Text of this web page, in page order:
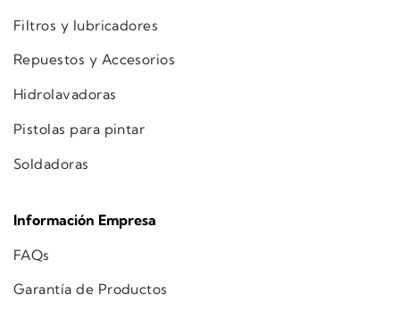
Filtros y lubricadores
Repuestos y Accesorios
Hidrolavadoras
Pistolas para pintar
Soldadoras
Información Empresa
FAQs
Garantía de Productos